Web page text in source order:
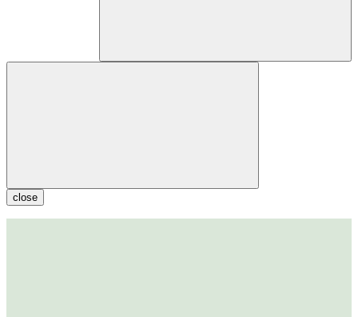
close